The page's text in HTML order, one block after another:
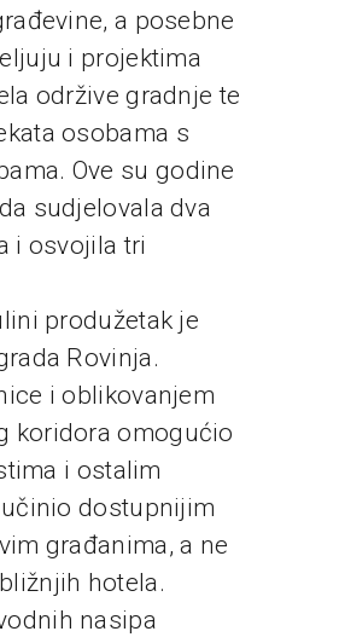
a posebne
i projektima
održive gradnje te
osobama s
Ove su godine
sudjelovala dva
i osvojila tri
produžetak je
Rovinja.
i oblikovanjem
koridora omogućio
i ostalim
dostupnijim
građanima, a ne
hotela.
nasipa